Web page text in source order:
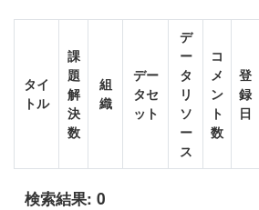
検索結果: 0
タイ
トル
課
題
解
決
数
組
織
デー
タセ
ット
デ
ー
タ
リ
ソ
ー
ス
コ
メ
ン
ト
数
登
録
日